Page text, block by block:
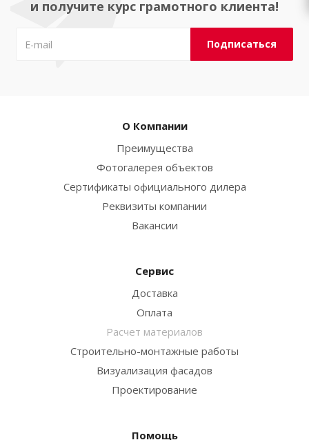
и получите курс грамотного клиента!
О Компании
Преимущества
Фотогалерея объектов
Сертификаты официального дилера
Реквизиты компании
Вакансии
Сервис
Доставка
Оплата
Расчет материалов
Строительно-монтажные работы
Визуализация фасадов
Проектирование
Помощь